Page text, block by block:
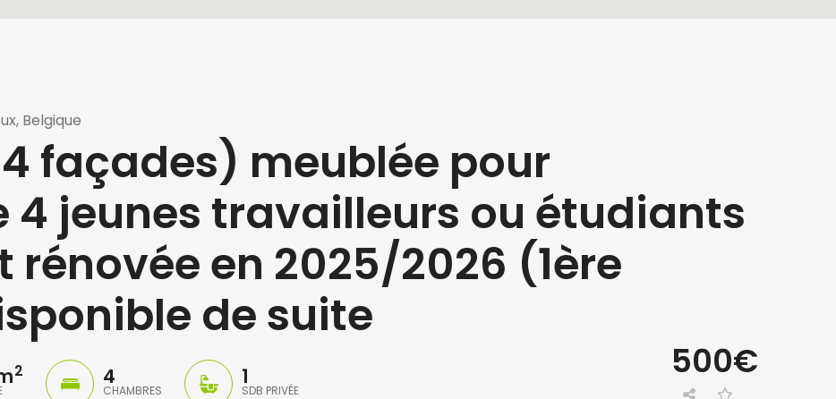
Belgique
façades) meublée pour
jeunes travailleurs ou étudiants
rénovée en 2025/2026 (1ère
de suite
2 4
CHAMBRES
1
SDB PRIVÉE
500€